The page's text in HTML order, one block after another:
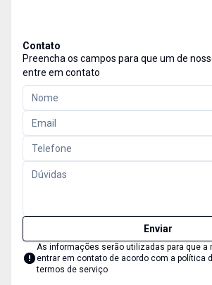
Contato
Preencha os campos para que um de
entre em contato
Enviar
As informações serão utilizadas para que a
entrar em contato de acordo com a política
termos de serviço